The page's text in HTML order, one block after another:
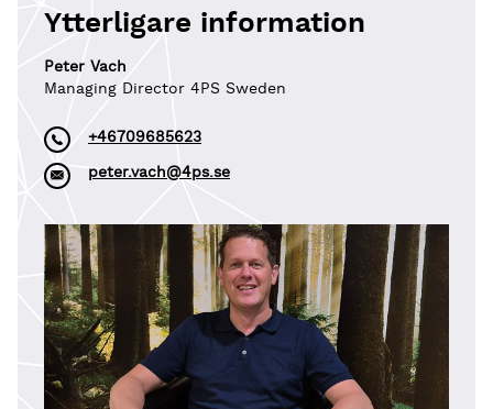
Ytterligare information
Peter Vach
Managing Director 4PS Sweden
+46709685623
peter.vach@4ps.se